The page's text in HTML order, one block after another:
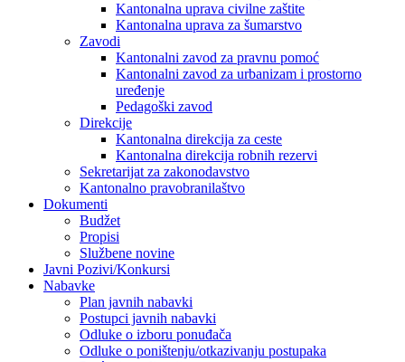
Kantonalna uprava civilne zaštite
Kantonalna uprava za šumarstvo
Zavodi
Kantonalni zavod za pravnu pomoć
Kantonalni zavod za urbanizam i prostorno
uređenje
Pedagoški zavod
Direkcije
Kantonalna direkcija za ceste
Kantonalna direkcija robnih rezervi
Sekretarijat za zakonodavstvo
Kantonalno pravobranilaštvo
Dokumenti
Budžet
Propisi
Službene novine
Javni Pozivi/Konkursi
Nabavke
Plan javnih nabavki
Postupci javnih nabavki
Odluke o izboru ponuđača
Odluke o poništenju/otkazivanju postupaka